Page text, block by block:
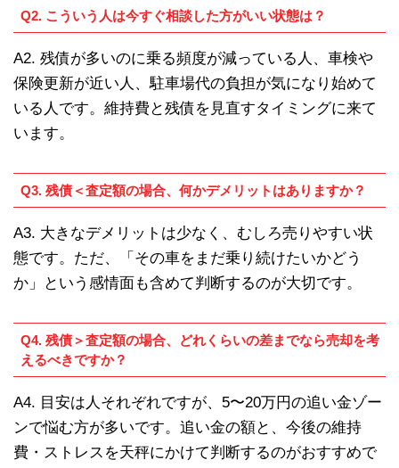
Q2. こういう人は今すぐ相談した方がいい状態は？
A2. 残債が多いのに乗る頻度が減っている人、車検や
保険更新が近い人、駐車場代の負担が気になり始めて
いる人です。維持費と残債を見直すタイミングに来て
います。
Q3. 残債＜査定額の場合、何かデメリットはありますか？
A3. 大きなデメリットは少なく、むしろ売りやすい状
態です。ただ、「その車をまだ乗り続けたいかどう
か」という感情面も含めて判断するのが大切です。
Q4. 残債＞査定額の場合、どれくらいの差までなら売却を考
えるべきですか？
A4. 目安は人それぞれですが、5〜20万円の追い金ゾー
ンで悩む方が多いです。追い金の額と、今後の維持
費・ストレスを天秤にかけて判断するのがおすすめで